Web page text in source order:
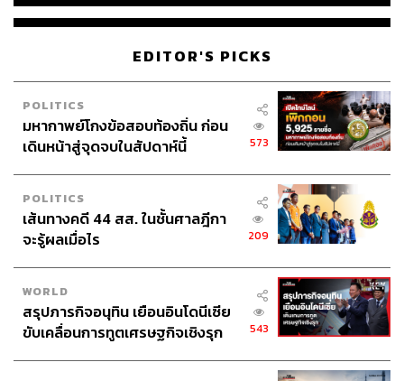
EDITOR'S PICKS
POLITICS
มหากาพย์โกงข้อสอบท้องถิ่น ก่อน
เดินหน้าสู่จุดจบในสัปดาห์นี้
573
POLITICS
เส้นทางคดี 44 สส. ในชั้นศาลฎีกา
จะรู้ผลเมื่อไร
209
WORLD
สรุปภารกิจอนุทิน เยือนอินโดนีเซีย
ขับเคลื่อนการทูตเศรษฐกิจเชิงรุก
543